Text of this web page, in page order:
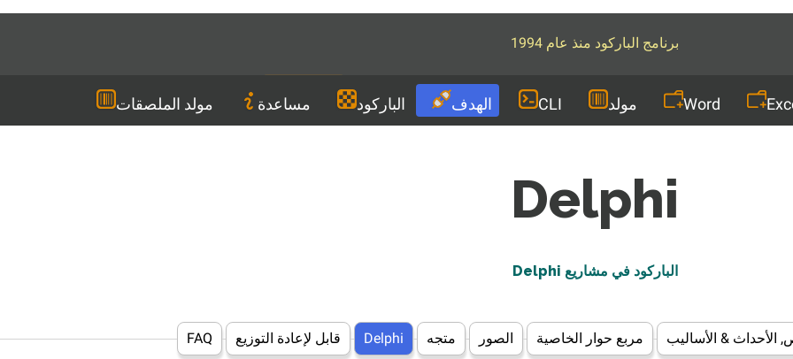
برنامج الباركود منذ عام 1994
تنزيل
Word مولد CLI الهدف الباركود مساعدة مولد الملصقات
Delphi
الباركود في مشاريع Delphi
الأحداث & الأساليب مربع حوار الخاصية الصور متجه Delphi قابل لإعادة التوزيع FAQ